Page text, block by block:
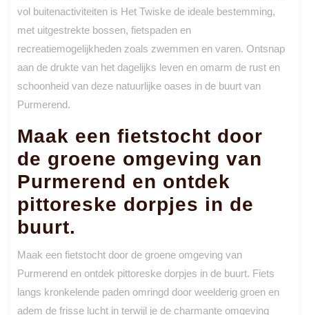
vol buitenactiviteiten is Het Twiske de ideale bestemming,
met uitgestrekte bossen, fietspaden en
recreatiemogelijkheden zoals zwemmen en varen. Ontsnap
aan de drukte van het dagelijks leven en omarm de rust en
schoonheid van deze natuurlijke oases in de buurt van
Purmerend.
Maak een fietstocht door
de groene omgeving van
Purmerend en ontdek
pittoreske dorpjes in de
buurt.
Maak een fietstocht door de groene omgeving van
Purmerend en ontdek pittoreske dorpjes in de buurt. Fiets
langs kronkelende paden omringd door weelderig groen en
adem de frisse lucht in terwijl je de charmante omgeving